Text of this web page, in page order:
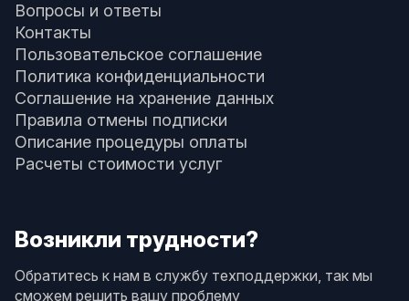
Вопросы и ответы
Контакты
Пользовательское соглашение
Политика конфиденциальности
Соглашение на хранение данных
Правила отмены подписки
Описание процедуры оплаты
Расчеты стоимости услуг
Возникли трудности?
Обратитесь к нам в службу техподдержки, так мы
сможем решить вашу проблему